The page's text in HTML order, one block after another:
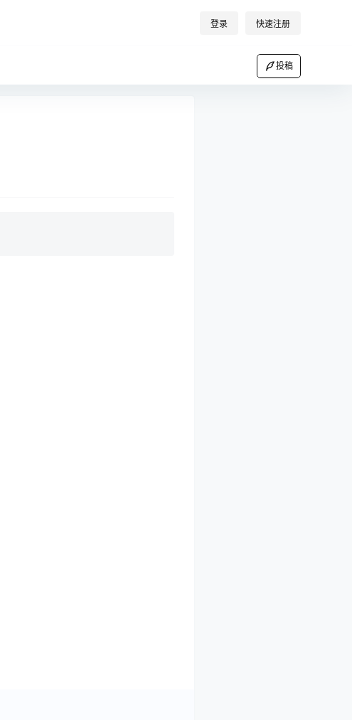
登录 快速注册
投稿